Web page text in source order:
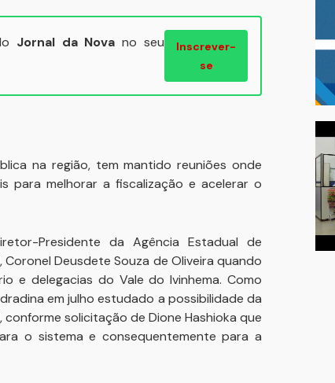
Jornal da Nova no seu
Inscrever-
se
na região, tem mantido reuniões onde
para melhorar a fiscalização e acelerar o
Presidente da Agência Estadual de
Deusdete Souza de Oliveira quando
e delegacias do Vale do Ivinhema. Como
em julho estudado a possibilidade da
solicitação de Dione Hashioka que
o sistema e consequentemente para a